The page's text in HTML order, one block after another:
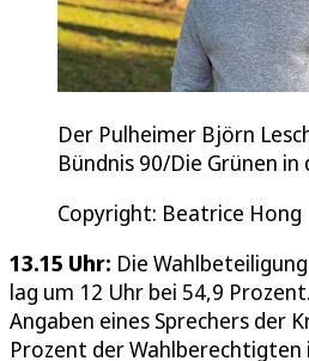
Der Pulheimer Björn
Bündnis 90/Die Grünen
Copyright: Beatrice Hong
13.15 Uhr: Die
lag um 12 Uhr bei 54,9
Angaben eines Sprechers der
Prozent der Wahlberechtigten